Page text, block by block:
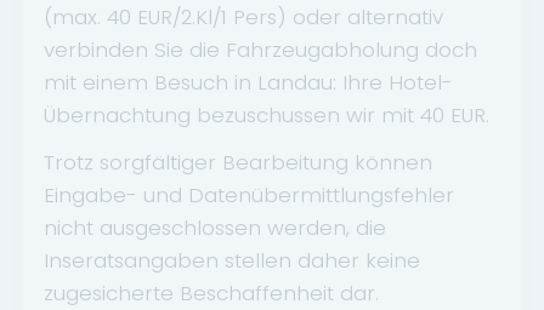
(max. 40 EUR/2.Kl/1 Pers) oder alternativ
verbinden Sie die Fahrzeugabholung doch
mit einem Besuch in Landau: Ihre Hotel-
Übernachtung bezuschussen wir mit 40 EUR.
Trotz sorgfältiger Bearbeitung können
Eingabe- und Datenübermittlungsfehler
nicht ausgeschlossen werden, die
Inseratsangaben stellen daher keine
zugesicherte Beschaffenheit dar.